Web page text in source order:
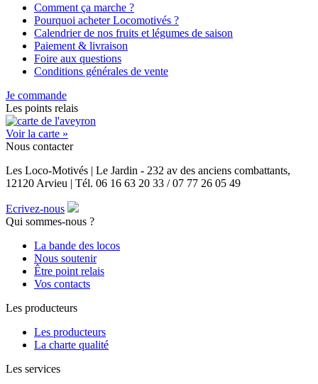
Comment ça marche ?
Pourquoi acheter Locomotivés ?
Calendrier de nos fruits et légumes de saison
Paiement & livraison
Foire aux questions
Conditions générales de vente
Je commande
Les points relais
Voir la carte »
Nous contacter
Les Loco-Motivés | Le Jardin - 232 av des anciens combattants,
12120 Arvieu | Tél. 06 16 63 20 33 / 07 77 26 05 49
Ecrivez-nous
Qui sommes-nous ?
La bande des locos
Nous soutenir
Être point relais
Vos contacts
Les producteurs
Les producteurs
La charte qualité
Les services